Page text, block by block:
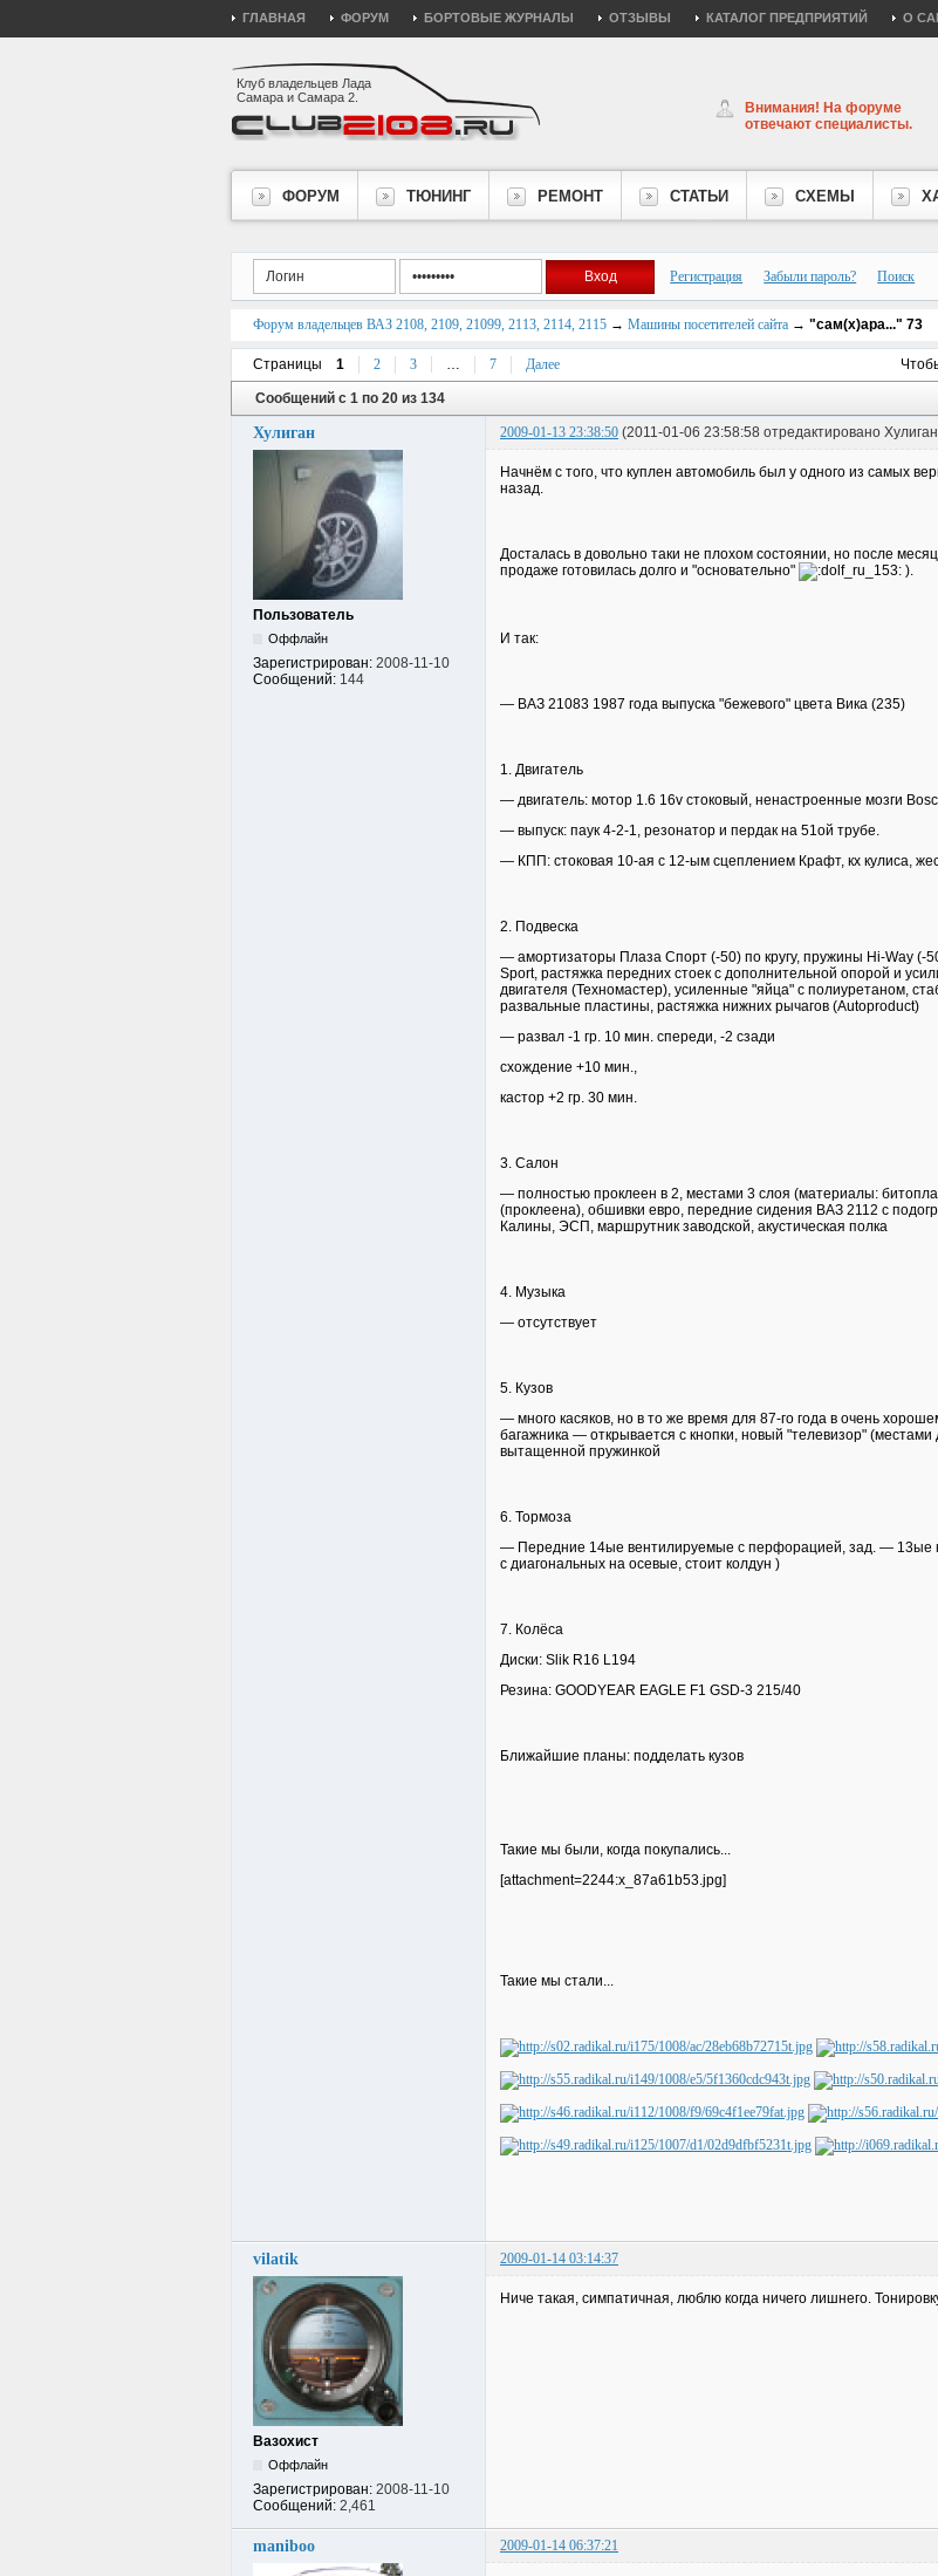
ГЛАВНАЯ ФОРУМ БОРТОВЫЕ ЖУРНАЛЫ ОТЗЫВЫ КАТАЛОГ ПРЕДПРИЯТИЙ О
Клуб владельцев Лада
Самара и Самара 2.
Внимания! На форуме
отвечают специалисты.
ФОРУМ ТЮНИНГ РЕМОНТ СТАТЬИ СХЕМЫ
Регистрация Забыли пароль? Поиск
Форум владельцев ВАЗ 2108, 2109, 21099, 2113, 2114, 2115 → Машины посетителей сайта → "сам(x)ара..." 73
Страницы 1 2 3 … 7 Далее
Сообщений с 1 по 20 из 134
Хулиган 2009-01-13 23:38:50 (2011-01-06 23:58:58 отредактировано
Пользователь
Оффлайн
Зарегистрирован: 2008-11-10
Сообщений: 144
Начнём с того, что куплен автомобиль был у одного из самых
назад.
Досталась в довольно таки не плохом состоянии, но после
продаже готовилась долго и "основательно"
).
И так:
— ВАЗ 21083 1987 года выпуска "бежевого" цвета Вика (235)
1. Двигатель
— двигатель: мотор 1.6 16v стоковый, ненастроенные мозги
— выпуск: паук 4-2-1, резонатор и пердак на 51ой трубе.
— КПП: стоковая 10-ая с 12-ым сцеплением Крафт, кх кулиса,
2. Подвеска
— амортизаторы Плаза Спорт (-50) по кругу, пружины Hi-Way (-
Sport, растяжка передних стоек с дополнительной опорой и
двигателя (Техномастер), усиленные "яйца" с полиуретаном,
развальные пластины, растяжка нижних рычагов (Autoproduct)
— развал -1 гр. 10 мин. спереди, -2 сзади
схождение +10 мин.,
кастор +2 гр. 30 мин.
3. Салон
— полностью проклеен в 2, местами 3 слоя (материалы:
(проклеена), обшивки евро, передние сидения ВАЗ 2112 с
Калины, ЭСП, маршрутник заводской, акустическая полка
4. Музыка
— отсутствует
5. Кузов
— много касяков, но в то же время для 87-го года в очень
багажника — открывается с кнопки, новый "телевизор"
вытащенной пружинкой
6. Тормоза
— Передние 14ые вентилируемые с перфорацией, зад. — 13ые
с диагональных на осевые, стоит колдун )
7. Колёса
Диски: Slik R16 L194
Резина: GOODYEAR EAGLE F1 GSD-3 215/40
Ближайшие планы: подделать кузов
Такие мы были, когда покупались...
[attachment=2244:x_87a61b53.jpg]
Такие мы стали...
vilatik 2009-01-14 03:14:37
Вазохист
Оффлайн
Зарегистрирован: 2008-11-10
Сообщений: 2,461
Ниче такая, симпатичная, люблю когда ничего лишнего.
maniboo 2009-01-14 06:37:21